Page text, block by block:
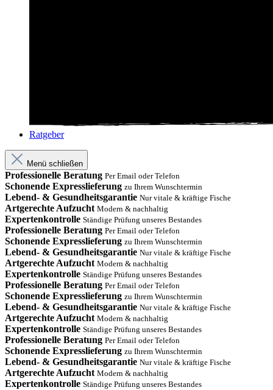
Ratgeber
Menü schließen
Professionelle Beratung Per Email oder Telefon
Schonende Expresslieferung zu Ihrem Wunschtermin
Lebend- & Gesundheitsgarantie Nur vitale & kräftige Fische
Artgerechte Aufzucht Modern & nachhaltig
Expertenkontrolle Ständige Prüfung unseres Bestandes
Professionelle Beratung Per Email oder Telefon
Schonende Expresslieferung zu Ihrem Wunschtermin
Lebend- & Gesundheitsgarantie Nur vitale & kräftige Fische
Artgerechte Aufzucht Modern & nachhaltig
Expertenkontrolle Ständige Prüfung unseres Bestandes
Professionelle Beratung Per Email oder Telefon
Schonende Expresslieferung zu Ihrem Wunschtermin
Lebend- & Gesundheitsgarantie Nur vitale & kräftige Fische
Artgerechte Aufzucht Modern & nachhaltig
Expertenkontrolle Ständige Prüfung unseres Bestandes
Professionelle Beratung Per Email oder Telefon
Schonende Expresslieferung zu Ihrem Wunschtermin
Lebend- & Gesundheitsgarantie Nur vitale & kräftige Fische
Artgerechte Aufzucht Modern & nachhaltig
Expertenkontrolle Ständige Prüfung unseres Bestandes